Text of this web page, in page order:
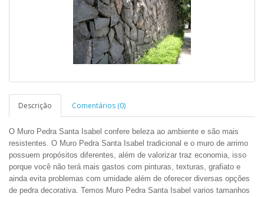
Descrição Comentários (0)
O Muro Pedra Santa Isabel confere beleza ao ambiente e são mais
resistentes. O Muro Pedra Santa Isabel tradicional e o muro de arrimo
possuem propósitos diferentes, além de valorizar traz economia, isso
porque você não terá mais gastos com pinturas, texturas, grafiato e
ainda evita problemas com umidade além de oferecer diversas opções
de pedra decorativa. Temos Muro Pedra Santa Isabel varios tamanhos